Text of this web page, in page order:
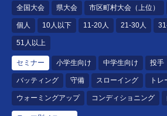
全国大会 県大会 市区町村大会（上位）
個人 10人以下 11-20人 21-30人
51人以上
セミナー 小学生向け 中学生向け 投手
バッティング 守備 スローイング ト
ウォーミングアップ コンディショニング